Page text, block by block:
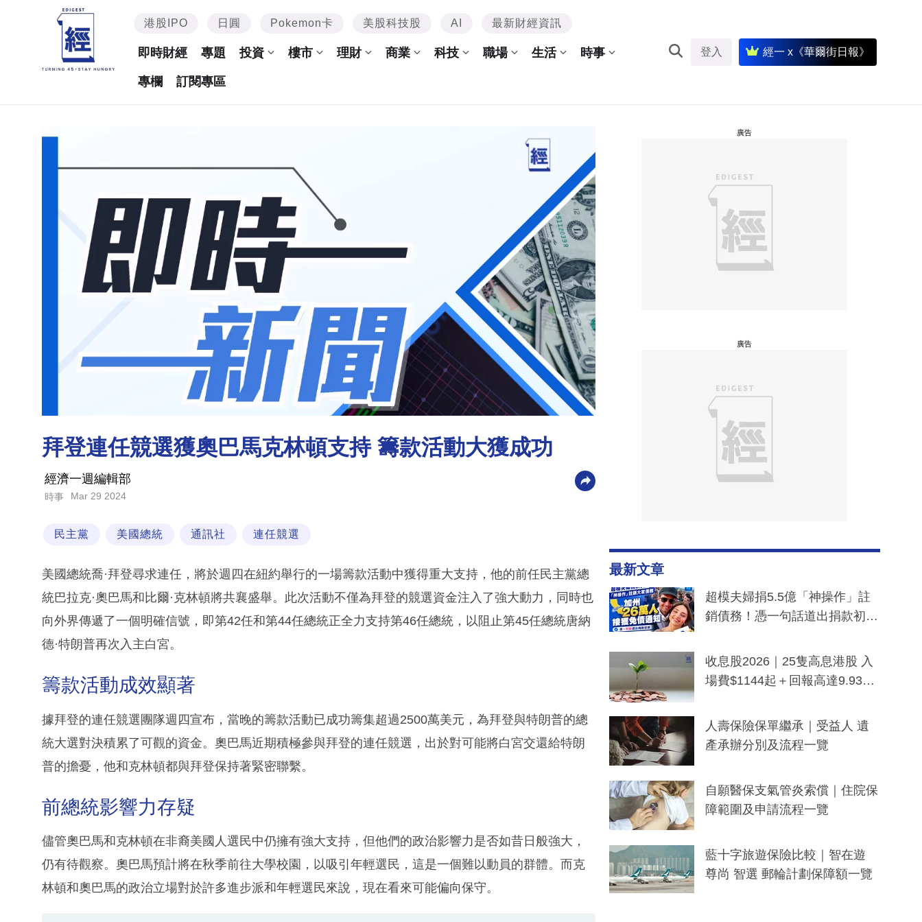
港股IPO 日圓 Pokemon卡 美股科技股 AI 最新財經資訊
即時財經 專題 投資 樓市 理財 商業 科技 職場 生活 時事
專欄 訂閱專區
登入 經一 x《華爾街日報》
拜登連任競選獲奧巴馬克林頓支持 籌款活動大獲成功
經濟一週編輯部
時事 Mar 29 2024
民主黨 美國總統 通訊社 連任競選
美國總統喬·拜登尋求連任，將於週四在紐約舉行的一場籌款活動中獲得重大支持，他的前任民主黨總
統巴拉克·奧巴馬和比爾·克林頓將共襄盛舉。此次活動不僅為拜登的競選資金注入了強大動力，同時也
向外界傳遞了一個明確信號，即第42任和第44任總統正全力支持第46任總統，以阻止第45任總統唐納
德·特朗普再次入主白宮。
籌款活動成效顯著
據拜登的連任競選團隊週四宣布，當晚的籌款活動已成功籌集超過2500萬美元，為拜登與特朗普的總
統大選對決積累了可觀的資金。奧巴馬近期積極參與拜登的連任競選，出於對可能將白宮交還給特朗
普的擔憂，他和克林頓都與拜登保持著緊密聯繫。
前總統影響力存疑
儘管奧巴馬和克林頓在非裔美國人選民中仍擁有強大支持，但他們的政治影響力是否如昔日般強大，
仍有待觀察。奧巴馬預計將在秋季前往大學校園，以吸引年輕選民，這是一個難以動員的群體。而克
林頓和奧巴馬的政治立場對於許多進步派和年輕選民來說，現在看來可能偏向保守。
廣告
廣告
最新文章
超模夫婦捐5.5億「神操作」註
銷債務！憑一句話道出捐款初
一度被誤當詐騙手段
收息股2026｜25隻高息港股 入
場費$1144起＋回報高達9.93
人壽保險保單繼承｜受益人 遺
產承辦分別及流程一覽
自願醫保支氣管炎索償｜住院保
障範圍及申請流程一覽
藍十字旅遊保險比較｜智在遊
尊尚 智選 郵輪計劃保障額一覽